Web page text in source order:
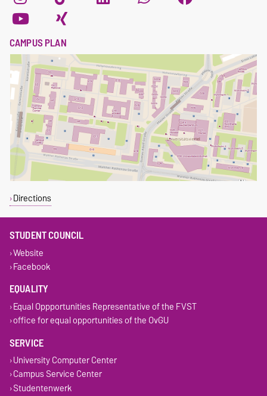
CAMPUS PLAN
Directions
STUDENT COUNCIL
Website
Facebook
EQUALITY
Equal Oppportunities Representative of the FVST
office for equal opportunities of the OvGU
SERVICE
University Computer Center
Campus Service Center
Studentenwerk